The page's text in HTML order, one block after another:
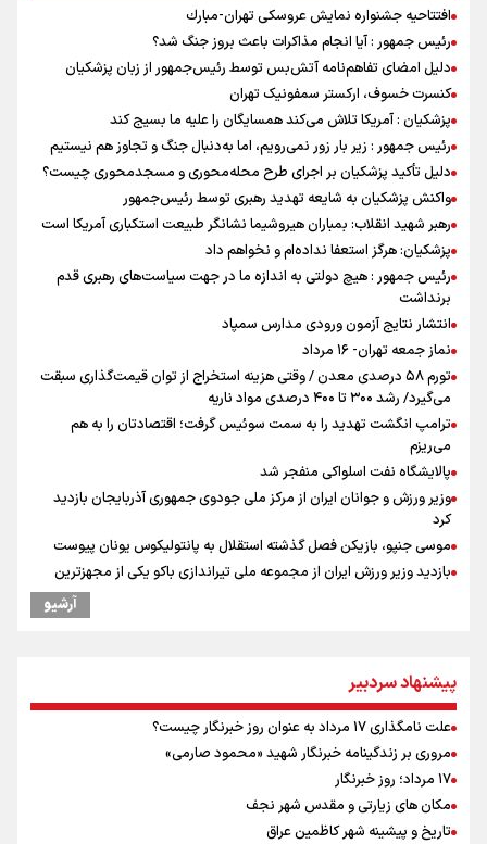
افتتاحیه جشنواره نمايش عروسكى تهران-مبارك
رئیس جمهور : آیا انجام مذاکرات باعث بروز جنگ شد؟
دلیل امضای تفاهم‌نامه آتش‌بس توسط رئیس‌جمهور از زبان پزشکیان
کنسرت خسوف، ارکستر سمفونیک تهران
پزشکیان : آمریکا تلاش می‌کند همسایگان را علیه ما بسیج کند
رئیس جمهور : زیر بار زور نمی‌رویم، اما به‌دنبال جنگ و تجاوز هم نیستیم
دلیل تأکید پزشکیان بر اجرای طرح محله‌محوری و مسجدمحوری چیست؟
واکنش پزشکیان به شایعه تهدید رهبری توسط رئیس‌جمهور
رهبر شهید انقلاب: بمباران هیروشیما نشانگر طبیعت استکباری آمریکا است
پزشکیان: هرگز استعفا نداده‌ام و نخواهم داد
رئیس جمهور : هیچ دولتی به اندازه ما در جهت سیاست‌های رهبری قدم
برنداشت
انتشار نتایج آزمون ورودی مدارس سمپاد
نماز جمعه تهران- ۱۶ مرداد
تورم ۵۸ درصدی معدن / وقتی هزینه استخراج از توان قیمت‌گذاری سبقت
می‌گیرد/ رشد ۳۰۰ تا ۴۰۰ درصدی مواد ناریه
ترامپ انگشت تهدید را به سمت سوئیس گرفت؛ اقتصادتان را به هم
می‌ریزم
پالایشگاه نفت اسلواکی منفجر شد
وزیر ورزش و جوانان ایران از مرکز ملی جودوی جمهوری آذربایجان بازدید
کرد
موسی جنپو، بازیکن فصل گذشته استقلال به پانتولیکوس یونان پیوست
بازدید وزیر ورزش ایران از مجموعه ملی تیراندازی باکو یکی از مجهزترین
پزشکیان: مذاکره به معنای تسلیم نیست/ دولت برای خدمت به مردم
خبر سخنگوی کمیسیون امنیت از توافق در چارچوب کلی مذاکرات ایران و
عمان بر سر تنگه هرمز
دروازه‌بان سرشناس پرسپولیس در آستانه فسخ قرارداد!
پیش بینی نرخ ارز، طلا و سکه شنبه ۱۷مرداد/ طلا و دلار در آستانه یک تغییر
مهم
همتی: اظهارات جدید آمریکا با ادعاهای قبلی سازگار نیست
آرشیو
پیشنهاد سردبیر
علت نامگذاری ۱۷ مرداد به عنوان روز خبرنگار چیست؟
مروری بر زندگینامه خبرنگار شهید «محمود صارمی»
۱۷ مرداد؛ روز خبرنگار
مکان های زیارتی و مقدس شهر نجف
تاریخ و پیشینه شهر کاظمین عراق